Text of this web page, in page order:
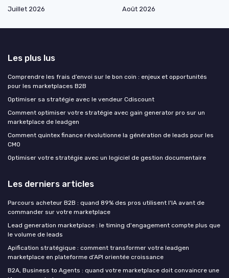
Juillet 2026
Août 2026
Les plus lus
Comprendre les frais d’envoi sur le bon coin : enjeux et opportunités
pour les marketplaces B2B
Optimiser sa stratégie avec le vendeur Cdiscount
Comment optimiser votre stratégie avec gain generator pro sur un
marketplace de leadgen
Comment quintex finance révolutionne la génération de leads pour les
CMO
Optimiser votre stratégie avec un logiciel de gestion documentaire
Les derniers articles
Parcours acheteur B2B : quand 89% des pros utilisent l'IA avant de
commander sur votre marketplace
Lead generation marketplace : le timing d'engagement compte plus que
le volume de leads
Apification stratégique : comment transformer votre leadgen
marketplace en plateforme d’API orientée croissance
B2A, Business to Agents : quand votre marketplace doit convaincre une